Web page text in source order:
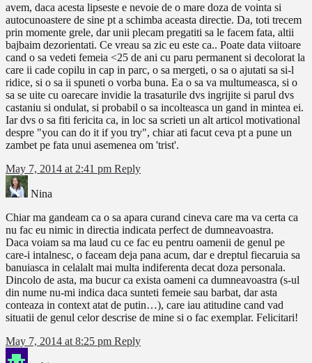
avem, daca acesta lipseste e nevoie de o mare doza de vointa si
autocunoastere de sine pt a schimba aceasta directie. Da, toti trecem
prin momente grele, dar unii plecam pregatiti sa le facem fata, altii
bajbaim dezorientati. Ce vreau sa zic eu este ca.. Poate data viitoare
cand o sa vedeti femeia <25 de ani cu paru permanent si decolorat la
care ii cade copilu in cap in parc, o sa mergeti, o sa o ajutati sa si-l
ridice, si o sa ii spuneti o vorba buna. Ea o sa va multumeasca, si o
sa se uite cu oarecare invidie la trasaturile dvs ingrijite si parul dvs
castaniu si ondulat, si probabil o sa incolteasca un gand in mintea ei.
Iar dvs o sa fiti fericita ca, in loc sa scrieti un alt articol motivational
despre "you can do it if you try", chiar ati facut ceva pt a pune un
zambet pe fata unui asemenea om 'trist'.
May 7, 2014 at 2:41 pm Reply
Nina
Chiar ma gandeam ca o sa apara curand cineva care ma va certa ca
nu fac eu nimic in directia indicata perfect de dumneavoastra.
Daca voiam sa ma laud cu ce fac eu pentru oamenii de genul pe
care-i intalnesc, o faceam deja pana acum, dar e dreptul fiecaruia sa
banuiasca in celalalt mai multa indiferenta decat doza personala.
Dincolo de asta, ma bucur ca exista oameni ca dumneavoastra (s-ul
din nume nu-mi indica daca sunteti femeie sau barbat, dar asta
conteaza in context atat de putin…), care iau atitudine cand vad
situatii de genul celor descrise de mine si o fac exemplar. Felicitari!
May 7, 2014 at 8:25 pm Reply